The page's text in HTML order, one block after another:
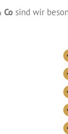
Co sind wir